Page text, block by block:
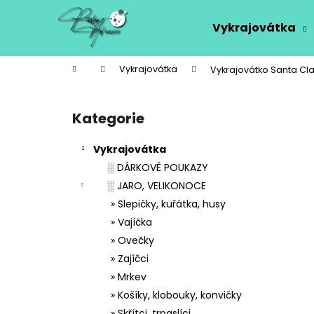
Vykrajovátka
Domů Vykrajovátka Vykrajovátko Santa
Přeskočit
kategorie
Kategorie
Vykrajovátka
░ DÁRKOVÉ POUKAZY
░ JARO, VELIKONOCE
» Slepičky, kuřátka, husy
» Vajíčka
» Ovečky
» Zajíčci
» Mrkev
» Košíky, klobouky, konvičky
í
Zpět
do
Zpět
do